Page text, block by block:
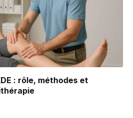
: rôle, méthodes et